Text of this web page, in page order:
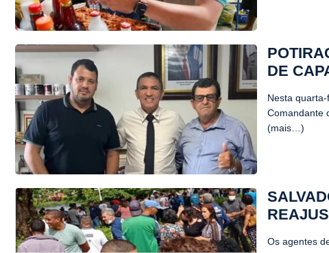
DE
Nesta
Comandante
(mais…)
Os agentes